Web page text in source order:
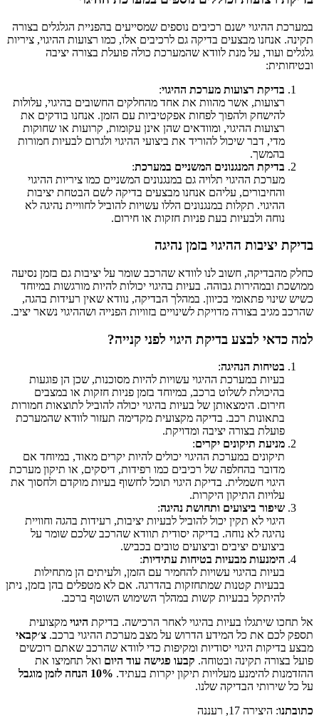
במערכת ההיגוי ישנם רכיבים נוספים שמסייעים בהפניית הגלגלים בצורה
תקינה. אנחנו מבצעים בדיקה גם לרכיבים אלו, כמו רצועות ההיגוי, ציריות
גלגלים ועוד, על מנת לוודא שהמערכת כולה פועלת בצורה יציבה
ובטיחותית:
בדיקת רצועות מערכת ההיגוי:
רצועות, אשר מהוות את אחד מהחלקים החשובים בהיגוי, עלולות
להישחק ולהפוך לפחות אפקטיביות עם הזמן. אנחנו בודקים את
רצועות ההיגוי, ומוודאים שהן אינן עקומות, קרועות או שחוקות
מדי, דבר שיכול להוריד את ביצועי ההיגוי ולגרום לבעיות חמורות
בהמשך.
בדיקת המנגנונים המשניים במערכת:
מערכת ההיגוי תלויה גם במנגנונים המשניים כמו ציריות ההיגוי
והחיבורים, עליהם אנחנו מבצעים בדיקה לשם הבטחת יציבות
ההיגוי. תקלות במנגנונים הללו עשויות להוביל לחוויית נהיגה לא
נוחה ולבעיות בעת פניות חזקות או חירום.
בדיקת יציבות ההיגוי בזמן נהיגה
כחלק מהבדיקה, חשוב לנו לוודא שהרכב שומר על יציבות גם בזמן נסיעה
ממושכת ובמהירות גבוהה. בעיות בהיגוי יכולות להיות מורגשות במיוחד
כשיש שינוי פתאומי בכיוון. במהלך הבדיקה, נוודא שאין רעידות בהגה,
שהרכב מגיב בצורה מדויקת לשינויים בזוויות הפנייה ושההיגוי נשאר יציב.
למה כדאי לבצע בדיקת היגוי לפני קנייה?
בטיחות הנהיגה:
בעיות במערכת ההיגוי עשויות להיות מסוכנות, שכן הן פוגעות
בהיכולת לשלוט ברכב, במיוחד בזמן פניות חזקות או במצבים
חירום. הימצאותן של בעיות בהיגוי יכולה להוביל לתוצאות חמורות
בתאונות רכב. בדיקה מקצועית מקדימה תעזור לוודא שהמערכת
פועלת בצורה יציבה ומדויקת.
מניעת תיקונים יקרים:
תיקונים במערכת ההיגוי יכולים להיות יקרים מאוד, במיוחד אם
מדובר בהחלפה של רכיבים כמו רפידות, דיסקים, או תיקון מערכת
היגוי חשמלית. בדיקת היגוי תוכל לחשוף בעיות מוקדם ולחסוך את
עלויות התיקון היקרות.
שיפור ביצועים ותחושת נהיגה:
היגוי לא תקין יכול להוביל לבעיות יציבות, רעידות בהגה וחוויית
נהיגה לא נוחה. בדיקה יסודית תוודא שהרכב שלכם שומר על
ביצועים יציבים וביצועים טובים בכביש.
הימנעות מבעיות בטיחות עתידיות:
בעיות בהיגוי עשויות להחמיר עם הזמן, ולעיתים הן מתחילות
בבעיות קטנות שמתחזקות בהדרגה. אם לא מטפלים בהן בזמן, ניתן
להיתקל בבעיות קשות במהלך השימוש השוטף ברכב.
אל תחכו שיתגלו בעיות בהיגוי לאחר הרכישה. בדיקת היגוי מקצועית
תספק לכם את כל המידע הדרוש על מצב מערכת ההיגוי ברכב. צ׳קבאי
מבצע בדיקות היגוי יסודיות ומקיפות כדי לוודא שהרכב שאתם רוכשים
פועל בצורה תקינה ובטוחה. קבעו פגישה עוד היום ואל תחמיצו את
ההזדמנות להימנע מעלויות תיקון יקרות בעתיד. 10% הנחה לזמן מוגבל
על כל שירותי הבדיקה שלנו.
כתובתנו: היצירה 17, רעננה